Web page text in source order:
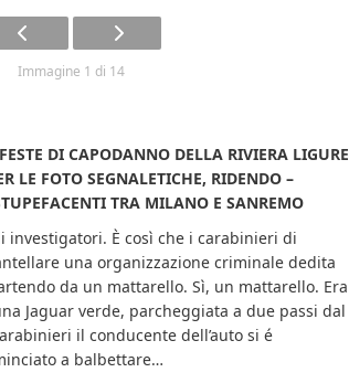
Immagine 1 di 14
DI CAPODANNO DELLA RIVIERA LIGURE
LE FOTO SEGNALETICHE, RIDENDO –
TRA MILANO E SANREMO
investigatori. È così che i carabinieri di
una organizzazione criminale dedita
da un mattarello. Sì, un mattarello. Era
Jaguar verde, parcheggiata a due passi dal
il conducente dell’auto si é
a balbettare…